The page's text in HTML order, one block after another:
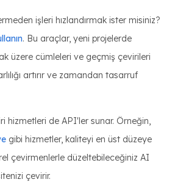
işleri hızlandırmak ister misiniz?
. Bu araçlar, yeni projelerde
üzere cümleleri ve geçmiş çevirileri
artırır ve zamandan tasarruf
hizmetleri de API'ler sunar. Örneğin,
gibi hizmetler, kaliteyi en üst düzeye
çevirmenlerle düzeltebileceğiniz AI
çevirir.